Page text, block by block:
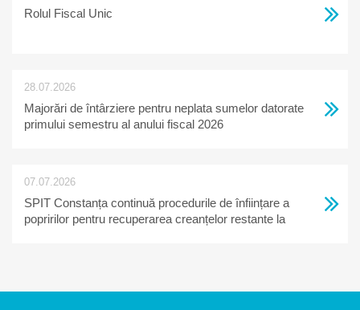
Rolul Fiscal Unic
28.07.2026
Majorări de întârziere pentru neplata sumelor datorate
primului semestru al anului fiscal 2026
07.07.2026
SPIT Constanța continuă procedurile de înființare a
popririlor pentru recuperarea creanțelor restante la